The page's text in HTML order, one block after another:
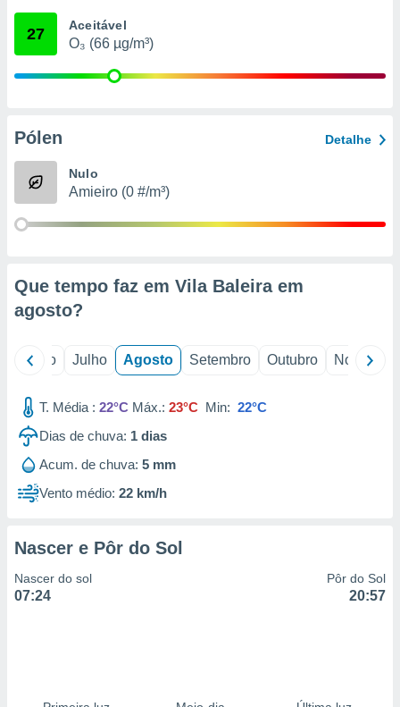
através
estudos
de
1199
27 Aceitável
O₃ (66 µg/m³)
Pólen Detalhe
Nulo
Amieiro (0 #/m³)
Que tempo faz em Vila Baleira em
agosto?
Junho Julho Agosto Setembro Outubro Novembro
T. Média : 22°C Máx.: 23°C Min: 22°C
Dias de chuva: 1 dias
Acum. de chuva: 5 mm
Vento médio: 22 km/h
Nascer e Pôr do Sol
Nascer do sol
07:24
Pôr do Sol
20:57